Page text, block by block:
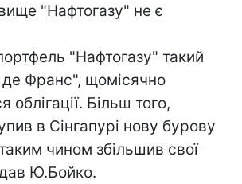
"Нафтогазу" не є
"Нафтогазу" такий
Франс", щомісячно
облігації. Більш того,
в Сінгапурі нову бурову
чином збільшив свої
Ю.Бойко.